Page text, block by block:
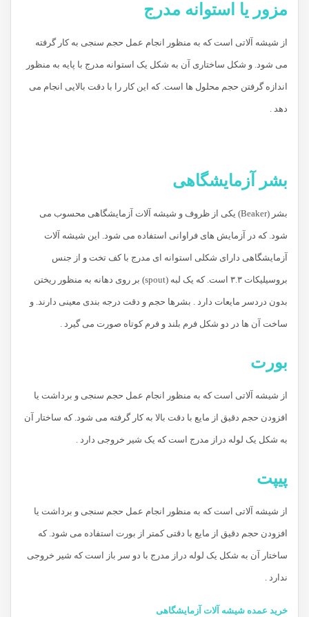
مزور یا استوانه مدرج
از شیشه آلاتی است که به منظور انجام عمل حجم سنجی به کار گرفته
می شود. و شکل ساختاری آن به شکل یک استوانه مدرج با پایه به منظور
اندازه گرفتن حجم محلول ها است. که این کار را با دقت بالایی انجام می
دهد .
بشر آزمایشگاهی
بشر (Beaker) یکی از ظروف و شیشه آلات آزمایشگاهی محسوب می
شود. که در آزمایش های فراوانی استفاده می شود. این شیشه آلات
آزمایشگاهی دارای شکلی استوانه ای مدرج با کف تخت و از جنس
بروسیلیکات ۳.۳ است. که یک لبه (spout) بر روی دهانه به منظور ریختن
بدون دردسر مایعات دارد . بشرها حجم و دقت درجه بندی معینی دارند. و
ساخت آن ها در دو شکل فرم بلند و فرم کوتاه صورت می گیرد .
بورت
از شیشه آلاتی است که به منظور انجام عمل حجم سنجی و برداشت یا
افزودن حجم دقیق از مایع با دقت بالا به کار گرفته می شود. که ساختار آن
به شکل یک لوله دراز مدرج است که یک شیر خروجی دارد .
پیپت
از شیشه آلاتی است که به منظور انجام عمل حجم سنجی و برداشت یا
افزودن حجم دقیق از مایع با دقتی کمتر از بورت استفاده می شود. که
ساختار آن به شکل یک لوله دراز مدرج با دو سر باز است که شیر خروجی
ندارد .
خرید عمده شیشه آلات آزمایشگاهی